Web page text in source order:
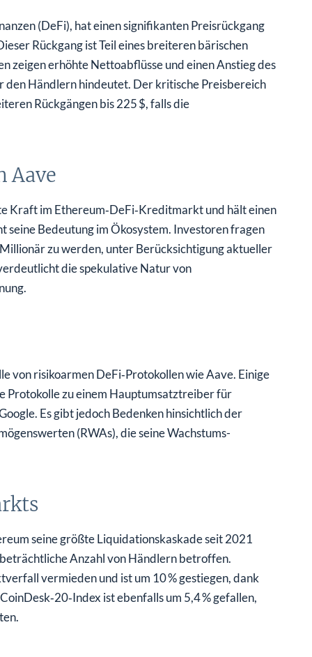
(DeFi), hat einen signifikanten Preisrückgang
Rückgang ist Teil eines breiteren bärischen
zeigen erhöhte Nettoabflüsse und einen Anstieg des
Händlern hindeutet. Der kritische Preisbereich
Rückgängen bis 225 $, falls die
Aave
Kraft im Ethereum‑DeFi‑Kreditmarkt und hält einen
Bedeutung im Ökosystem. Investoren fragen
zu werden, unter Berücksichtigung aktueller
die spekulative Natur von
von risikoarmen DeFi‑Protokollen wie Aave. Einige
Protokolle zu einem Hauptumsatztreiber für
Es gibt jedoch Bedenken hinsichtlich der
(RWAs), die seine Wachstums­
seine größte Liquidationskaskade seit 2021
Anzahl von Händlern betroffen.
vermieden und ist um 10 % gestiegen, dank
ist ebenfalls um 5,4 % gefallen,